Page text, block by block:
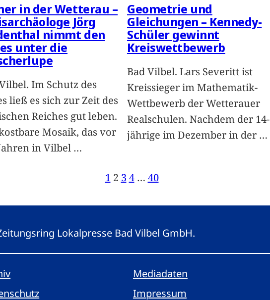
in der Wetterau –
Jörg
nimmt den
unter die
Im Schutz des
ließ es sich zur Zeit des
Reiches gut leben.
Mosaik, das vor
in Vilbel …
Geometrie und
Gleichungen – Kennedy-
Schüler gewinnt
Kreiswettbewerb
Bad Vilbel. Lars Severitt ist
Kreissieger im Mathematik-
Wettbewerb der Wetterauer
Realschulen. Nachdem der 14-
jährige im Dezember in der …
1 2 3 4 … 40
Lokalpresse Bad Vilbel GmbH.
Mediadaten
Impressum